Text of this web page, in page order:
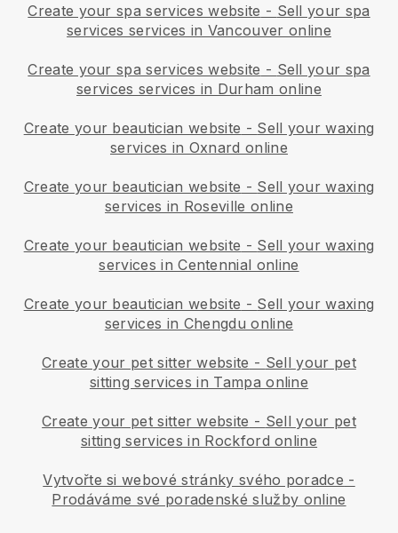
Create your spa services website - Sell your spa
services services in Vancouver online
Create your spa services website - Sell your spa
services services in Durham online
Create your beautician website - Sell your waxing
services in Oxnard online
Create your beautician website - Sell your waxing
services in Roseville online
Create your beautician website - Sell your waxing
services in Centennial online
Create your beautician website - Sell your waxing
services in Chengdu online
Create your pet sitter website - Sell your pet
sitting services in Tampa online
Create your pet sitter website - Sell your pet
sitting services in Rockford online
Vytvořte si webové stránky svého poradce -
Prodáváme své poradenské služby online